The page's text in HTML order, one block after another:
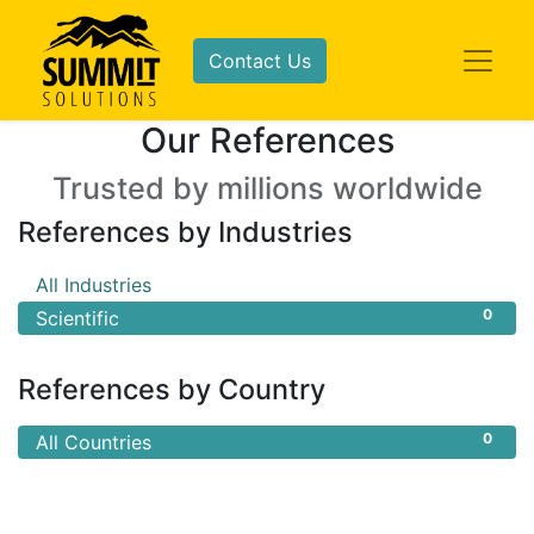
Contact Us
Our References
Trusted by millions worldwide
References by Industries
All Industries
0
Scientific
References by Country
0
All Countries